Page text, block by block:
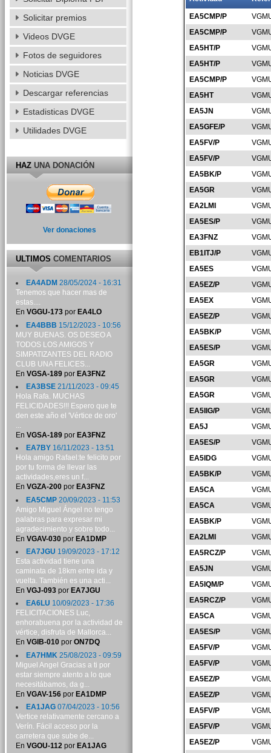
EA5CMP/P
EA5CMP/P
EA5HT/P
EA5HT/P
EA5CMP/P
EA5HT
EA5JN
EA5GFE/P
EA5FV/P
EA5FV/P
EA5BK/P
EA5GR
EA2LMI
EA5ES/P
EA3FNZ
EB1ITJ/P
EA5ES
EA5EZ/P
EA5EX
EA5EZ/P
EA5BK/P
EA5ES/P
EA5GR
EA5GR
EA5GR
EA5IIG/P
EA5J
EA5ES/P
EA5IDG
EA5BK/P
EA5CA
EA5CA
EA5BK/P
EA2LMI
EA5RCZ/P
EA5JN
EA5IQM/P
EA5RCZ/P
EA5CA
EA5ES/P
EA5FV/P
EA5FV/P
EA5EZ/P
EA5EZ/P
EA5FV/P
EA5FV/P
EA5EZ/P
Solicitar premios
Videos DVGE
Fotos de seguidores
Noticias DVGE
Descargar referencias
Estadisticas DVGE
Utilidades DVGE
HAZUNA DONACIÓN
Ver donaciones
ULTIMOSCOMENTARIOS
EA4ADM 28/05/2024 - 16:31
Tenemos que hacer mas de
estas....
En VGGU-173por EA4LO
EA4BBB 15/12/2023 - 10:56
MUY BUENAS. OS DESEO A
TODOS LOS AMIGOS Y
SIMPATIZANTES DEL RADIO
CLUB UNA FELICES...
En VGSA-189por EA3FNZ
EA3BSE21/11/2023 - 09:45
Hola Rafa. MUCHAS
FELICIDADES!!! Espero que te
den este año el 'Vértice de oro'
...
En VGSA-189por EA3FNZ
EA7BY16/11/2023 - 13:51
Hola amigo Rafael:te felicito por
por tu forma de llevar las
actividades,eres un f...
En VGZA-200por EA3FNZ
EA5CMP20/09/2023 - 11:53
Amigo Miguel Ángel no tengo
palabras para expresar mi
agradecimiento y sobre todo...
En VGAV-030por EA1DMP
EA7JGU 19/09/2023 - 17:12
Esta actividad tiene una
caminata de 18km entre ida y
vuelta. También es una acti...
En VGJ-093por EA7JGU
EA6LU 10/09/2023 - 17:36
FELICITACIONES Luc,
enhorabuena por la actividad de
vértice, disfruta de Mallorca...
En VGIB-010por ON7DQ
EA7HMK 25/08/2023 - 09:59
Miguel Angel Gracias a ti por
estar siempre atento a lo que
necesitábamos, da g...
En VGAV-156por EA1DMP
EA1JAG07/04/2023 - 10:56
Vertice relativamente cercano a
Verín. Fácil acceso por la
carretera que sube de...
En VGOU-112por EA1JAG